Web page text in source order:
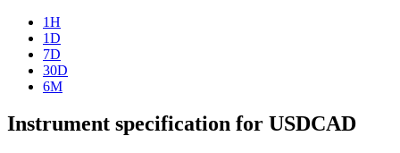
1H
1D
7D
30D
6M
Instrument specification for USDCAD